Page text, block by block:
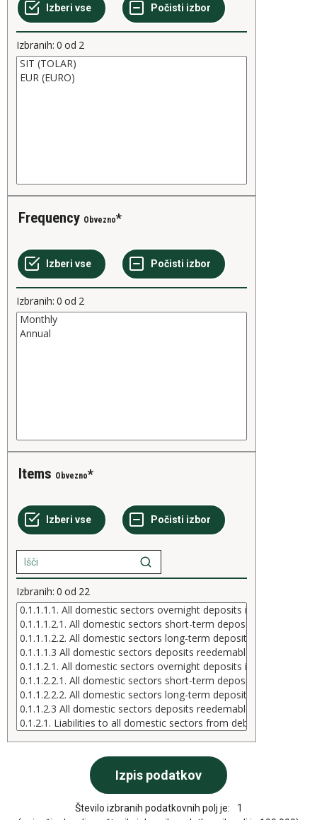
Izbranih: 0 od 2
Frequency Obvezno
Izbranih: 0 od 2
Items Obvezno
Izbranih: 0 od 22
Število izbranih podatkovnih polj je:
1